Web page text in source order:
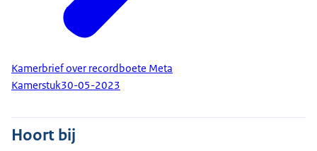
Kamerbrief over recordboete Meta
Kamerstuk30-05-2023
Hoort bij